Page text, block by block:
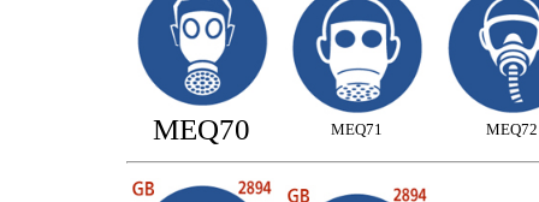
MEQ70 MEQ71 MEQ72